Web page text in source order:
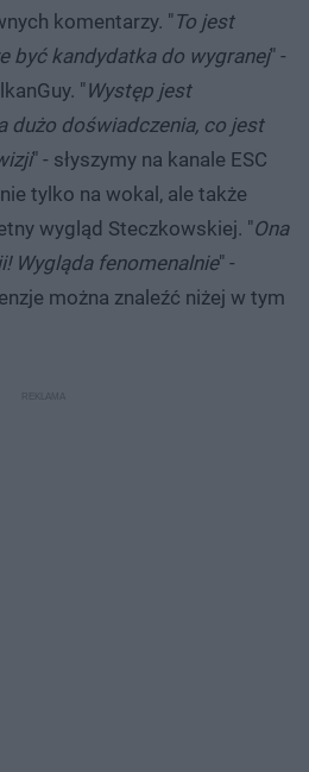
komentarzy. "To jest
być kandydatka do wygranej" -
"Występ jest
dużo doświadczenia, co jest
" - słyszymy na kanale ESC
tylko na wokal, ale także
wygląd Steczkowskiej. "Ona
Wygląda fenomenalnie" -
można znaleźć niżej w tym